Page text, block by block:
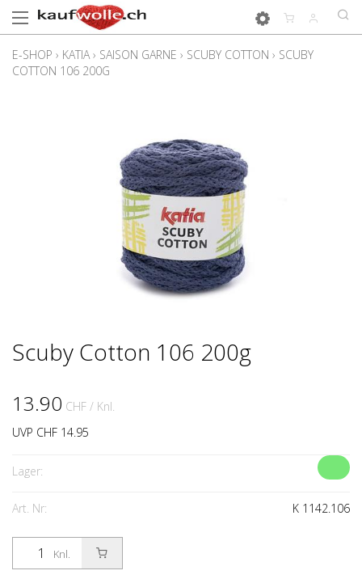
E-SHOP › KATIA › SAISON GARNE › SCUBY COTTON › SCUBY
COTTON 106 200G
Scuby Cotton 106 200g
13.90 CHF / Knl.
UVP CHF 14.95
Lager:
Art. Nr: K 1142.106
Knl.